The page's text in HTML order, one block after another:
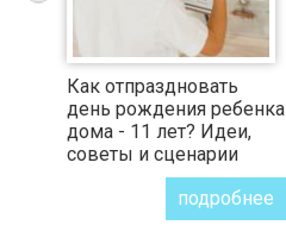
Как отпраздновать
день рождения ребенка
дома - 11 лет? Идеи,
советы и сценарии
подробнее